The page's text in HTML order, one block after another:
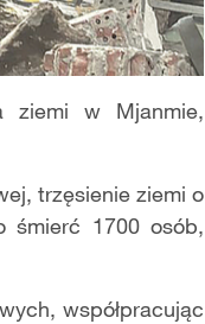
ziemi w Mjanmie,
trzęsienie ziemi o
śmierć 1700 osób,
współpracując